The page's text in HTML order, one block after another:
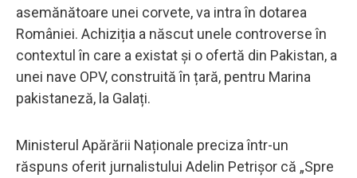
asemănătoare unei corvete, va intra în dotarea
României. Achiziția a născut unele controverse în
contextul în care a existat și o ofertă din Pakistan, a
unei nave OPV, construită în țară, pentru Marina
pakistaneză, la Galați.
Ministerul Apărării Naționale preciza într-un
răspuns oferit jurnalistului Adelin Petrișor că „Spre